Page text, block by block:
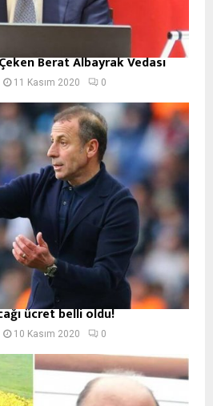
Berat Albayrak Vedası
11 Kasım 2020 0
ücret belli oldu!
10 Kasım 2020 0